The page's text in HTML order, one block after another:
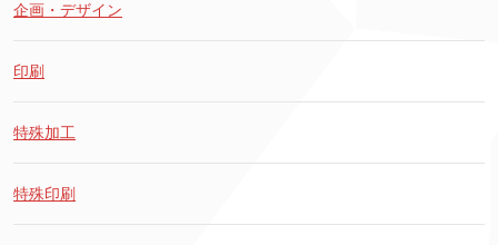
企画・デザイン
印刷
特殊加工
特殊印刷